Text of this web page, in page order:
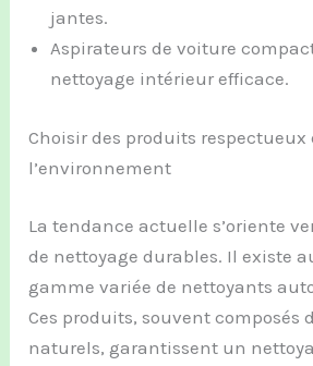
jantes.
Aspirateurs de voiture
nettoyage intérieur efficace.
Choisir des produits respectueux
l’environnement
La tendance actuelle s’oriente
de nettoyage durables. Il existe
gamme variée de nettoyants
Ces produits, souvent composés
naturels, garantissent un